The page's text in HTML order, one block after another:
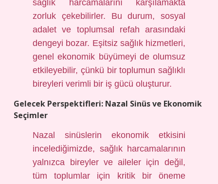
sağlık harcamalarını karşılamakta
zorluk çekebilirler. Bu durum, sosyal
adalet ve toplumsal refah arasındaki
dengeyi bozar. Eşitsiz sağlık hizmetleri,
genel ekonomik büyümeyi de olumsuz
etkileyebilir, çünkü bir toplumun sağlıklı
bireyleri verimli bir iş gücü oluşturur.
Gelecek Perspektifleri: Nazal Sinüs ve Ekonomik
Seçimler
Nazal sinüslerin ekonomik etkisini
incelediğimizde, sağlık harcamalarının
yalnızca bireyler ve aileler için değil,
tüm toplumlar için kritik bir öneme